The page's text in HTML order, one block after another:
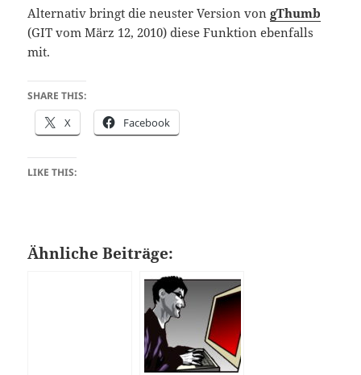
Alternativ bringt die neuster Version vongThumb
(GIT vom März 12, 2010) diese Funktion ebenfalls
mit.
SHARE THIS:
X Facebook
LIKE THIS:
Ähnliche Beiträge: